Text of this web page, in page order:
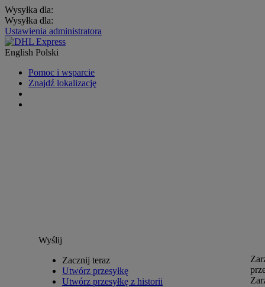
Wysyłka dla:
Wysyłka dla:
Ustawienia administratora
English Polski
Pomoc i wsparcie
Znajdź lokalizację
Wyślij
Zacznij teraz
Utwórz przesyłkę
Utwórz przesyłkę z historii